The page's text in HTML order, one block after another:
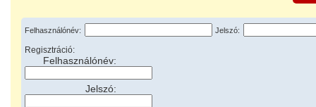
Felhasználónév: Jelszó:
Regisztráció:
Felhasználónév:
Jelszó: